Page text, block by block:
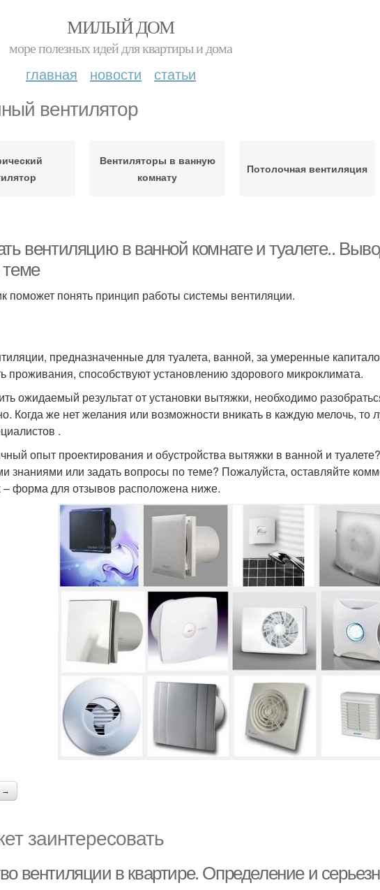
МИЛЫЙ ДОМ
море полезных идей для квартиры и дома
главная новости статьи
вентилятор
Вентиляторы в ванную
комнату
Потолочная вентиляция
вентиляцию в ванной комнате и туалете..
поможет понять принцип работы системы вентиляции.
предназначенные для туалета, ванной, за умеренные
проживания, способствуют установлению здорового микроклимата.
ожидаемый результат от установки вытяжки, необходимо
Когда же нет желания или возможности вникать в каждую мелочь, то
.
опыт проектирования и обустройства вытяжки в ванной и
знаниями или задать вопросы по теме? Пожалуйста, оставляйте
– форма для отзывов расположена ниже.
→
заинтересовать
вентиляции в квартире. Определение и